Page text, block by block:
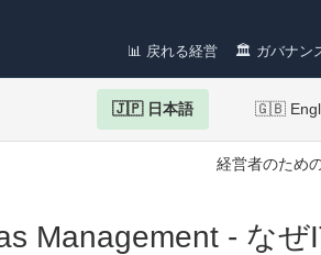
📊 戻れる経営 🏛 ガバナン
🇯🇵 日本語 🇬🇧
経営者のため
Management - な